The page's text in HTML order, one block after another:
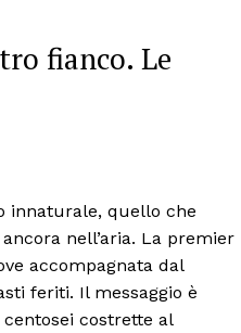
fianco. Le
innaturale, quello che
nell’aria. La premier
accompagnata dal
feriti. Il messaggio è
centosei costrette al